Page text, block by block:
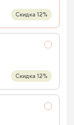
Скидка 12%
Скидка 12%